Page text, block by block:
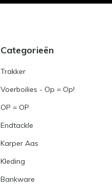
Categorieën
Trakker
Voerboilies - Op = Op!
OP = OP
Endtackle
Karper Aas
Kleding
Bankware